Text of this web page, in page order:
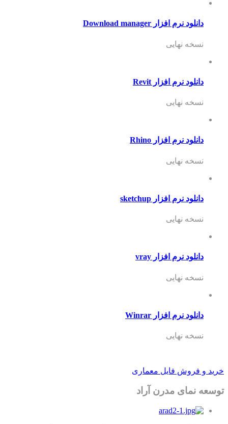
دانلود نرم افزار Download manager
نسخه نهایی
دانلود نرم افزار Revit
نسخه نهایی
دانلود نرم افزار Rhino
نسخه نهایی
دانلود نرم افزار sketchup
نسخه نهایی
دانلود نرم افزار vray
نسخه نهایی
دانلود نرم افزار Winrar
نسخه نهایی
خرید و فروش فایل معماری
توسعه نمای مدرن آراد